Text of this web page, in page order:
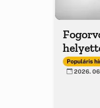
Populáris
2026.